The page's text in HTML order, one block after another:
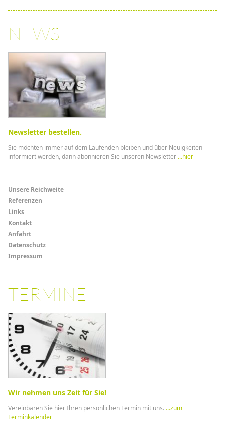
NEWS
Newsletter bestellen.
Sie möchten immer auf dem Laufenden bleiben und über Neuigkeiten
informiert werden, dann abonnieren Sie unseren Newsletter ...hier
Menü
Links
Unsere Reichweite
Referenzen
Links
Kontakt
Anfahrt
Datenschutz
Impressum
TERMINE
Wir nehmen uns Zeit für Sie!
Vereinbaren Sie hier Ihren persönlichen Termin mit uns. ...zum
Terminkalender